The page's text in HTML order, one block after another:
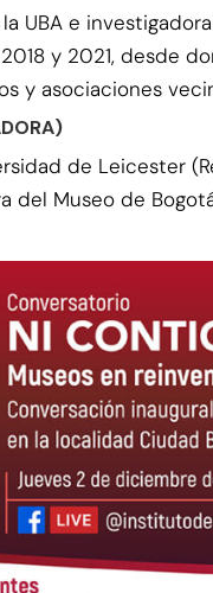
UBA e
y 2021, desde
y asociaciones
de Leicester
del Museo de